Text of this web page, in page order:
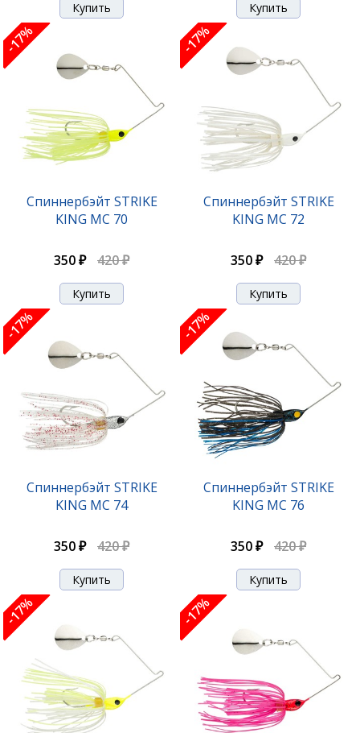
-17%
Спиннербэйт STRIKE
KING MC 70
350 ₽ 420 ₽
-17%
Спиннербэйт STRIKE
KING MC 72
350 ₽ 420 ₽
-17%
Спиннербэйт STRIKE
KING MC 74
350 ₽ 420 ₽
-17%
Спиннербэйт STRIKE
KING MC 76
350 ₽ 420 ₽
-17% -17%